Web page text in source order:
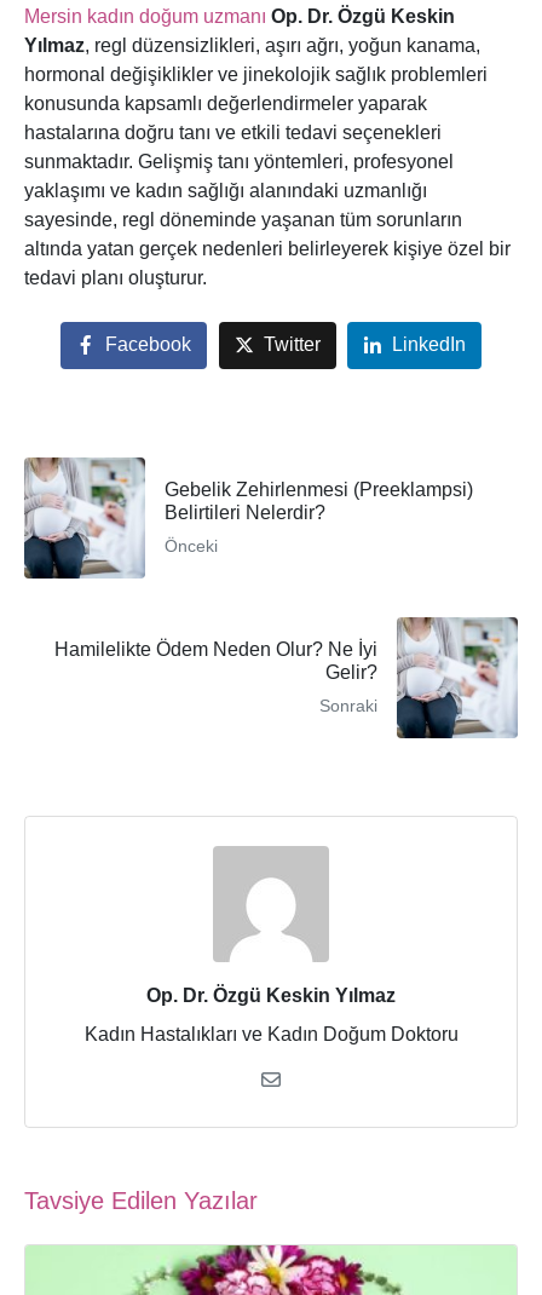
Mersin kadın doğum uzmanı Op. Dr. Özgü Keskin
Yılmaz, regl düzensizlikleri, aşırı ağrı, yoğun kanama,
hormonal değişiklikler ve jinekolojik sağlık problemleri
konusunda kapsamlı değerlendirmeler yaparak
hastalarına doğru tanı ve etkili tedavi seçenekleri
sunmaktadır. Gelişmiş tanı yöntemleri, profesyonel
yaklaşımı ve kadın sağlığı alanındaki uzmanlığı
sayesinde, regl döneminde yaşanan tüm sorunların
altında yatan gerçek nedenleri belirleyerek kişiye özel bir
tedavi planı oluşturur.
Facebook Twitter LinkedIn
Gebelik Zehirlenmesi (Preeklampsi)
Belirtileri Nelerdir?
Önceki
Hamilelikte Ödem Neden Olur? Ne İyi
Gelir?
Sonraki
Op. Dr. Özgü Keskin Yılmaz
Kadın Hastalıkları ve Kadın Doğum Doktoru
Tavsiye Edilen Yazılar